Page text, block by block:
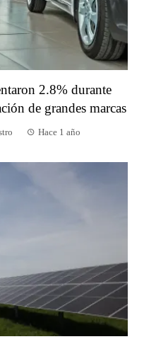
2.8% durante
de grandes marcas
Hace 1 año